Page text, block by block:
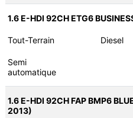
1.6 E-HDI 92CH ETG6
Tout-Terrain Diesel
Semi
automatique
1.6 E-HDI 92CH FAP BMP6
2013)